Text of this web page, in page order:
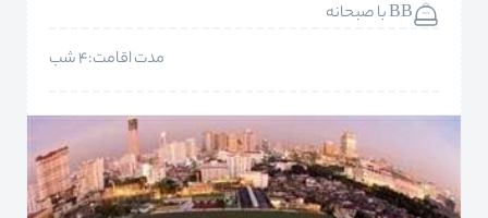
BB با صبحانه
مدت اقامت:4 شب